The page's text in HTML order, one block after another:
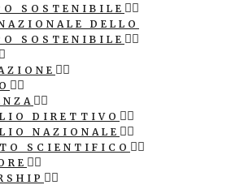
SOSTENIBILE
DELLO
SOSTENIBILE
DIRETTIVO
NAZIONALE
SCIENTIFICO